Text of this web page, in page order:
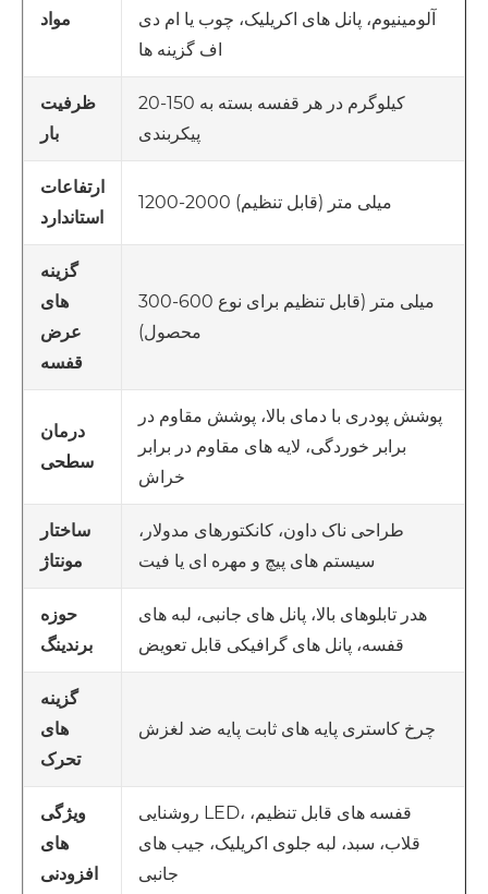
مواد
آلومینیوم، پانل های اکریلیک، چوب یا ام دی
اف گزینه ها
ظرفیت
بار
20-150 کیلوگرم در هر قفسه بسته به
پیکربندی
ارتفاعات
استاندارد
1200-2000 میلی متر (قابل تنظیم)
گزینه
های
عرض
قفسه
300-600 میلی متر (قابل تنظیم برای نوع
محصول)
درمان
سطحی
پوشش پودری با دمای بالا، پوشش مقاوم در
برابر خوردگی، لایه های مقاوم در برابر
خراش
ساختار
مونتاژ
طراحی ناک داون، کانکتورهای مدولار،
سیستم های پیچ و مهره ای یا فیت
حوزه
برندینگ
هدر تابلوهای بالا، پانل های جانبی، لبه های
قفسه، پانل های گرافیکی قابل تعویض
گزینه
های
تحرک
چرخ کاستری پایه های ثابت پایه ضد لغزش
ویژگی
های
افزودنی
روشنایی LED، قفسه های قابل تنظیم،
قلاب، سبد، لبه جلوی اکریلیک، جیب های
جانبی